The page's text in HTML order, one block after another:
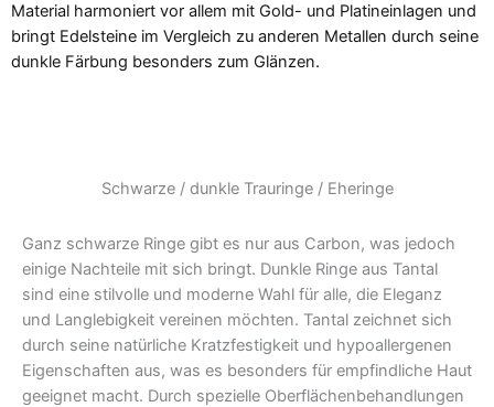
Material harmoniert vor allem mit Gold- und Platineinlagen und
bringt Edelsteine im Vergleich zu anderen Metallen durch seine
dunkle Färbung besonders zum Glänzen.
Schwarze / dunkle Trauringe / Eheringe
Ganz schwarze Ringe gibt es nur aus Carbon, was jedoch
einige Nachteile mit sich bringt. Dunkle Ringe aus Tantal
sind eine stilvolle und moderne Wahl für alle, die Eleganz
und Langlebigkeit vereinen möchten. Tantal zeichnet sich
durch seine natürliche Kratzfestigkeit und hypoallergenen
Eigenschaften aus, was es besonders für empfindliche Haut
geeignet macht. Durch spezielle Oberflächenbehandlungen